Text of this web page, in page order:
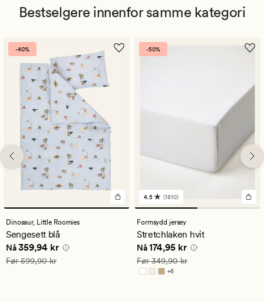
Bestselgere innenfor samme kategori
-40%
Dinosaur, Little Roomies
Sengesett blå
Nåværende pris
Nå359,94 kr
Vanlig pris 599,90 kr
Før599,90 kr
-50%
1810
anmeldelser
med
en
gjennomsnittlig
vurdering
på
4.5
4.5 (1810)
Formsydd jersey
Stretchlaken hvit
Nåværende pris
Nå174,95 kr
Vanlig pris 349,90 kr
Før349,90 kr
+6
Tilgjengelig i flere farger